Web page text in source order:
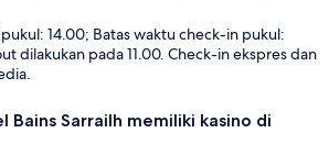
14.00; Batas waktu check-in pukul:
dilakukan pada 11.00. Check-in ekspres dan
Bains Sarrailh memiliki kasino di